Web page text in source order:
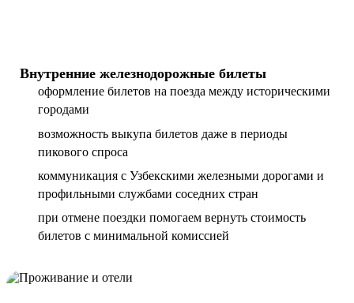
Внутренние железнодорожные билеты
оформление билетов на поезда между историческими
городами
возможность выкупа билетов даже в периоды
пикового спроса
коммуникация с Узбекскими железными дорогами и
профильными службами соседних стран
при отмене поездки помогаем вернуть стоимость
билетов с минимальной комиссией